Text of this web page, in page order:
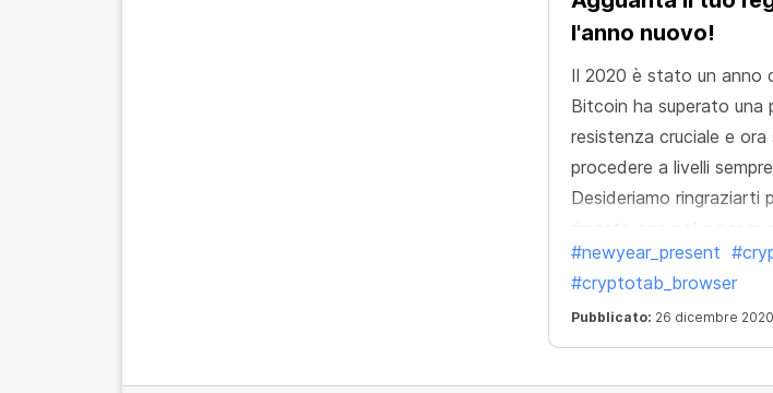
l'anno nuovo!
Il 2020 è stato un anno
Bitcoin ha superato una
resistenza cruciale e ora
procedere a livelli
Desideriamo ringraziarti
rimasto con noi e per
il più bel regalo per
CryptoTab PRO con lo
È il momento giusto per
mining davvero propizio
un Felice Anno Nuovo
#newyear_present
#cryptotab_browser
Pubblicato: 26 dicembre 2020